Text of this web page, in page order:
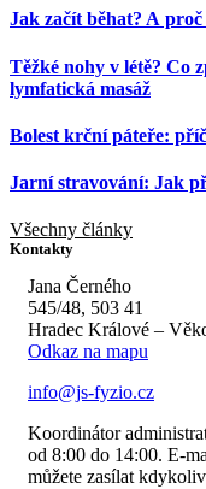
Jak začít běhat? A
Těžké nohy v létě? Co
lymfatická masáž
Bolest krční páteře:
Jarní stravování: Jak
Všechny články
Kontakty
Jana Černého
545/48, 503 41
Hradec Králové –
Odkaz na mapu
info@js-fyzio.cz
Koordinátor
od 8:00 do 14:00. E-
můžete zasílat